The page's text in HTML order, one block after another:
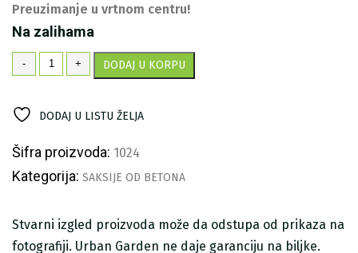
Preuzimanje u vrtnom centru!
Na zalihama
-
Žardinjera
92
količina
+ DODAJ U KORPU
DODAJ U LISTU ŽELJA
Šifra proizvoda: 1024
Kategorija: SAKSIJE OD BETONA
Stvarni izgled proizvoda može da odstupa od prikaza na
fotografiji. Urban Garden ne daje garanciju na biljke.